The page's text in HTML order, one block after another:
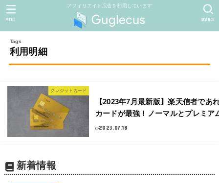
アフィリエイト広告を利用しています
SEARCH
MENU
利用明細
クレジットカード
【2023年7月最新版】楽天信者であ
カードが最強！ノーマルとプレミア
2023.07.18
新着情報